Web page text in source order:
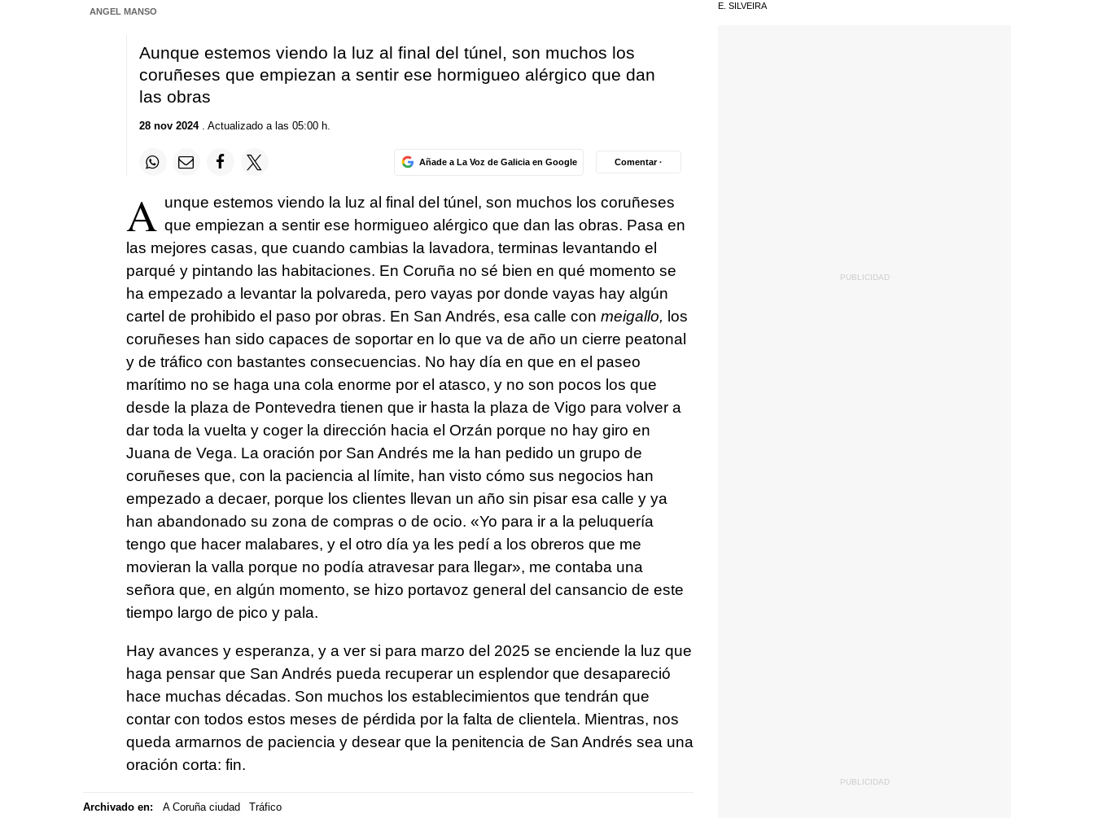
ANGEL MANSO
Aunque estemos viendo la luz al final del túnel, son muchos los
coruñeses que empiezan a sentir ese hormigueo alérgico que dan
las obras
28 nov 2024. Actualizado a las 05:00 h.
Añade a La Voz de Galicia en Google Comentar ·
A unque estemos viendo la luz al final del túnel, son muchos los coruñeses
que empiezan a sentir ese hormigueo alérgico que dan las obras. Pasa en
las mejores casas, que cuando cambias la lavadora, terminas levantando el
parqué y pintando las habitaciones. En Coruña no sé bien en qué momento se
ha empezado a levantar la polvareda, pero vayas por donde vayas hay algún
cartel de prohibido el paso por obras. En San Andrés, esa calle con meigallo, los
coruñeses han sido capaces de soportar en lo que va de año un cierre peatonal
y de tráfico con bastantes consecuencias. No hay día en que en el paseo
marítimo no se haga una cola enorme por el atasco, y no son pocos los que
desde la plaza de Pontevedra tienen que ir hasta la plaza de Vigo para volver a
dar toda la vuelta y coger la dirección hacia el Orzán porque no hay giro en
Juana de Vega. La oración por San Andrés me la han pedido un grupo de
coruñeses que, con la paciencia al límite, han visto cómo sus negocios han
empezado a decaer, porque los clientes llevan un año sin pisar esa calle y ya
han abandonado su zona de compras o de ocio. «Yo para ir a la peluquería
tengo que hacer malabares, y el otro día ya les pedí a los obreros que me
movieran la valla porque no podía atravesar para llegar», me contaba una
señora que, en algún momento, se hizo portavoz general del cansancio de este
tiempo largo de pico y pala.
Hay avances y esperanza, y a ver si para marzo del 2025 se enciende la luz que
haga pensar que San Andrés pueda recuperar un esplendor que desapareció
hace muchas décadas. Son muchos los establecimientos que tendrán que
contar con todos estos meses de pérdida por la falta de clientela. Mientras, nos
queda armarnos de paciencia y desear que la penitencia de San Andrés sea una
oración corta: fin.
Archivado en: A Coruña ciudad Tráfico
E. SILVEIRA